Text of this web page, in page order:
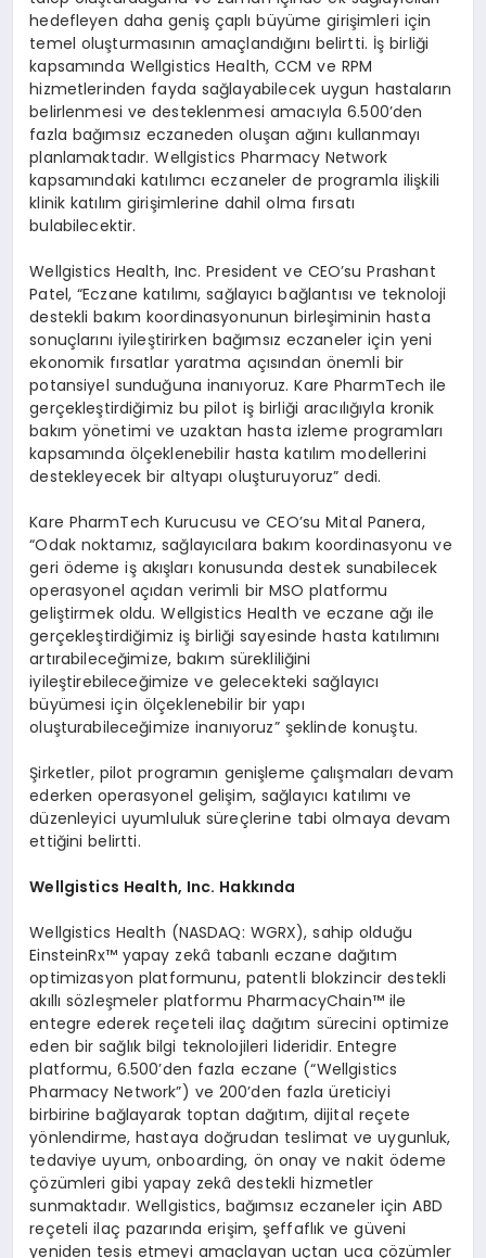
hedefleyen daha geniş çaplı büyüme girişimleri için
temel oluşturmasının amaçlandığını belirtti. İş birliği
kapsamında Wellgistics Health, CCM ve RPM
hizmetlerinden fayda sağlayabilecek uygun hastaların
belirlenmesi ve desteklenmesi amacıyla 6.500’den
fazla bağımsız eczaneden oluşan ağını kullanmayı
planlamaktadır. Wellgistics Pharmacy Network
kapsamındaki katılımcı eczaneler de programla ilişkili
klinik katılım girişimlerine dahil olma fırsatı
bulabilecektir.
Wellgistics Health, Inc. President ve CEO’su Prashant
Patel, “Eczane katılımı, sağlayıcı bağlantısı ve teknoloji
destekli bakım koordinasyonunun birleşiminin hasta
sonuçlarını iyileştirirken bağımsız eczaneler için yeni
ekonomik fırsatlar yaratma açısından önemli bir
potansiyel sunduğuna inanıyoruz. Kare PharmTech ile
gerçekleştirdiğimiz bu pilot iş birliği aracılığıyla kronik
bakım yönetimi ve uzaktan hasta izleme programları
kapsamında ölçeklenebilir hasta katılım modellerini
destekleyecek bir altyapı oluşturuyoruz” dedi.
Kare PharmTech Kurucusu ve CEO’su Mital Panera,
“Odak noktamız, sağlayıcılara bakım koordinasyonu ve
geri ödeme iş akışları konusunda destek sunabilecek
operasyonel açıdan verimli bir MSO platformu
geliştirmek oldu. Wellgistics Health ve eczane ağı ile
gerçekleştirdiğimiz iş birliği sayesinde hasta katılımını
artırabileceğimize, bakım sürekliliğini
iyileştirebileceğimize ve gelecekteki sağlayıcı
büyümesi için ölçeklenebilir bir yapı
oluşturabileceğimize inanıyoruz” şeklinde konuştu.
Şirketler, pilot programın genişleme çalışmaları devam
ederken operasyonel gelişim, sağlayıcı katılımı ve
düzenleyici uyumluluk süreçlerine tabi olmaya devam
ettiğini belirtti.
Wellgistics Health, Inc. Hakkında
Wellgistics Health (NASDAQ: WGRX), sahip olduğu
EinsteinRx™ yapay zekâ tabanlı eczane dağıtım
optimizasyon platformunu, patentli blokzincir destekli
akıllı sözleşmeler platformu PharmacyChain™ ile
entegre ederek reçeteli ilaç dağıtım sürecini optimize
eden bir sağlık bilgi teknolojileri lideridir. Entegre
platformu, 6.500’den fazla eczane (“Wellgistics
Pharmacy Network”) ve 200’den fazla üreticiyi
birbirine bağlayarak toptan dağıtım, dijital reçete
yönlendirme, hastaya doğrudan teslimat ve uygunluk,
tedaviye uyum, onboarding, ön onay ve nakit ödeme
çözümleri gibi yapay zekâ destekli hizmetler
sunmaktadır. Wellgistics, bağımsız eczaneler için ABD
reçeteli ilaç pazarında erişim, şeffaflık ve güveni
yeniden tesis etmeyi amaçlayan uçtan uca çözümler